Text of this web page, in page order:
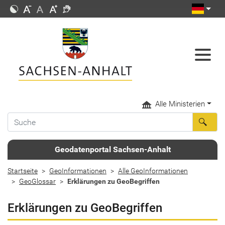
Alle Ministerien
Geodatenportal Sachsen-Anhalt
Startseite GeoInformationen
Alle GeoInformationen
GeoGlossar
Erklärungen zu GeoBegriffen
Erklärungen zu GeoBegriffen